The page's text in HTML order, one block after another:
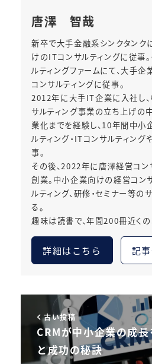
唐澤 智哉
新卒で大手金融系シンクタンク
けのITコンサルティングに従事
ルティングファームにて、大手
コンサルティングに従事。
2012年に大手IT企業に入社し
サルティング事業の立ち上げの
業化までを経験し、10年間中小
ルティング・ITコンサルティング
事。
その後、2022年に唐澤経営コン
創業。中小企業向けの経営コン
ルティング、研修・セミナー等の
る。
趣味は読書で、年間200冊近くの
詳細はこちら 記
古い投稿
CRMが中小企業の成
と成功の秘訣